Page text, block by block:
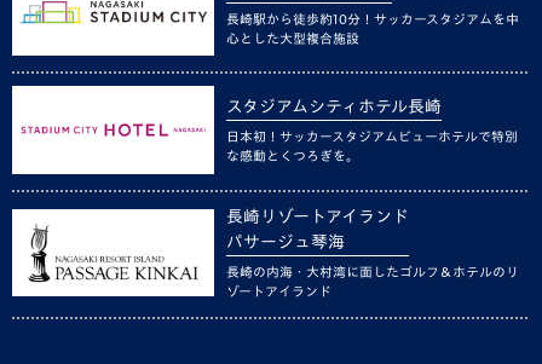
長崎駅から徒歩約10分！サッカースタジアムを中
心とした大型複合施設
スタジアムシティホテル長崎
日本初！サッカースタジアムビューホテルで特別
な感動とくつろぎを。
長崎リゾートアイランド
パサージュ琴海
長崎の内海・大村湾に面したゴルフ＆ホテルのリ
ゾートアイランド